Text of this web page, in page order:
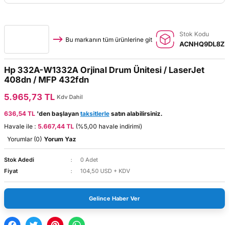
Bu markanın tüm ürünlerine git
Stok Kodu
ACNHQ9DL8Z
Hp 332A-W1332A Orjinal Drum Ünitesi / LaserJet
408dn / MFP 432fdn
5.965,73 TL Kdv Dahil
636,54 TL 'den başlayan taksitlerle satın alabilirsiniz.
Havale ile : 5.667,44 TL (%5,00 havale indirimi)
Yorumlar (0) Yorum Yaz
Stok Adedi
0 Adet
Fiyat
104,50 USD + KDV
Gelince Haber Ver